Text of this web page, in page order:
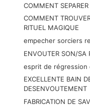
COMMENT
COMMENT
RITUEL MAGIQUE
empecher sorciers
ENVOUTER SON/SA
esprit de régression
EXCELLENTE BAIN
DESENVOUTEMENT
FABRICATION DE